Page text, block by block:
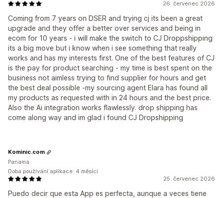
26. červenec 2026
Coming from 7 years on DSER and trying cj its been a great
upgrade and they offer a better over services and being in
ecom for 10 years - i will make the switch to CJ Droppshipping
its a big move but i know when i see something that really
works and has my interests first. One of the best features of CJ
is the pay for product searching - my time is best spent on the
business not aimless trying to find supplier for hours and get
the best deal possible -my sourcing agent Elara has found all
my products as requested with in 24 hours and the best price.
Also the Ai integration works flawlessly. drop shipping has
come along way and im glad i found CJ Dropshipping
25. červenec 2026
Puedo decir que esta App es perfecta, aunque a veces tiene
Kominic.com
Panama
Doba používání aplikace: 4 měsíci